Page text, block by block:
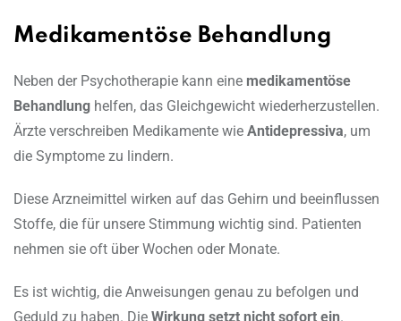
Medikamentöse Behandlung
Neben der Psychotherapie kann eine medikamentöse
Behandlung helfen, das Gleichgewicht wiederherzustellen.
Ärzte verschreiben Medikamente wie Antidepressiva, um
die Symptome zu lindern.
Diese Arzneimittel wirken auf das Gehirn und beeinflussen
Stoffe, die für unsere Stimmung wichtig sind. Patienten
nehmen sie oft über Wochen oder Monate.
Es ist wichtig, die Anweisungen genau zu befolgen und
Geduld zu haben. Die Wirkung setzt nicht sofort ein.